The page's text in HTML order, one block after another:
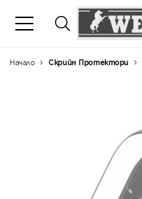
Начало Скрийн Протектори